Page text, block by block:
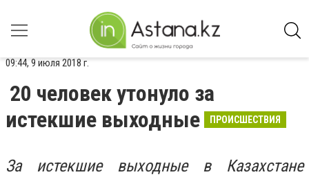
09:44, 9 июля 2018 г.
20 человек утонуло за
истекшие выходные
ПРОИСШЕСТВИЯ
За истекшие выходные в Казахстане